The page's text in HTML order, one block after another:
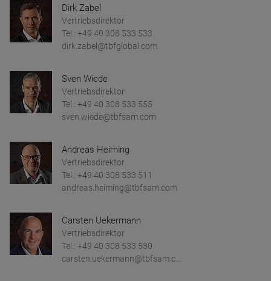
Dirk Zabel
Vertriebsdirektor
Tel.: +49 40 308 533 533
dirk.zabel@tbfglobal.com
Sven Wiede
Vertriebsdirektor
Tel.: +49 40 308 533 555
sven.wiede@tbfsam.com
Andreas Heiming
Vertriebsdirektor
Tel.: +49 40 308 533 511
andreas.heiming@tbfsam.com
Carsten Uekermann
Vertriebsdirektor
Tel.: +49 40 308 533 530
carsten.uekermann@tbfsam.c...